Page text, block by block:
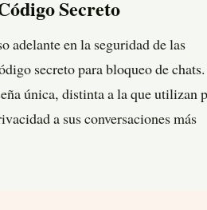
Secreto
adelante en la seguridad de las
secreto para bloqueo de
única, distinta a la que utilizan
a sus conversaciones más